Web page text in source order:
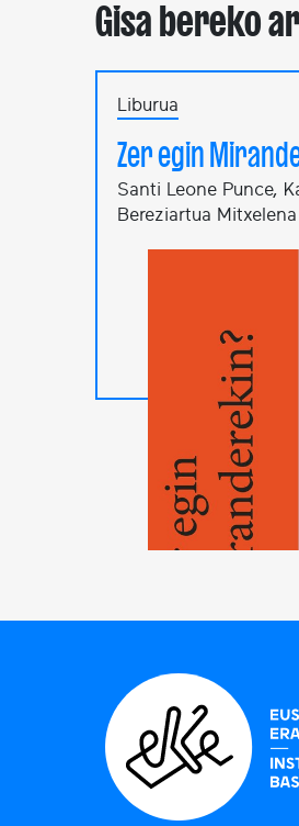
Gisa bereko
Liburua
Zer egin
Santi Leone Punce,
Bereziartua Mitxelena